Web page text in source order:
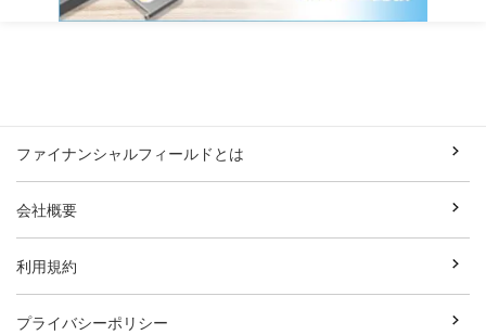
ファイナンシャルフィールドとは
会社概要
利用規約
プライバシーポリシー